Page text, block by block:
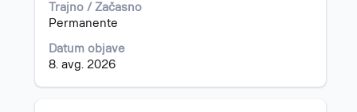
Trajno / Začasno
Permanente
Datum objave
8. avg. 2026
o
delovnem
mestu.